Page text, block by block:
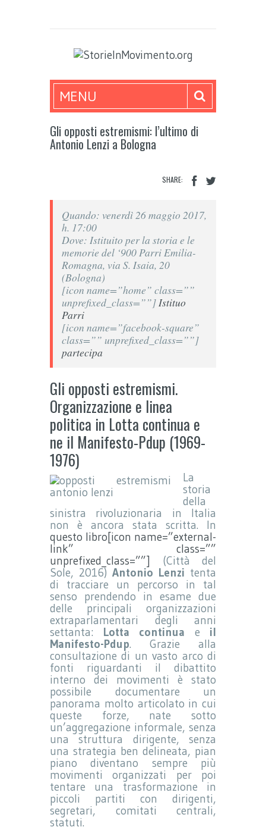
MENU
Gli opposti estremismi: l’ultimo di
Antonio Lenzi a Bologna
SHARE:
Quando: venerdì 26 maggio 2017,
h. 17:00
Dove: Istituito per la storia e le
memorie del ‘900 Parri Emilia-
Romagna, via S. Isaia, 20
(Bologna)
[icon name=”home” class=””
unprefixed_class=””] Istituo
Parri
[icon name=”facebook-square”
class=”” unprefixed_class=””]
partecipa
Gli opposti estremismi.
Organizzazione e linea
politica in Lotta continua e
ne il Manifesto-Pdup (1969-
1976)
La
storia
della
sinistra rivoluzionaria in Italia
non è ancora stata scritta. In
questo libro[icon name=”external-
link” class=””
unprefixed_class=””]
(Città del
Sole, 2016) Antonio Lenzi tenta
di tracciare un percorso in tal
senso prendendo in esame due
delle principali organizzazioni
extraparlamentari degli anni
settanta: Lotta continua e il
Manifesto-Pdup. Grazie alla
consultazione di un vasto arco di
fonti riguardanti il dibattito
interno dei movimenti è stato
possibile documentare un
panorama molto articolato in cui
queste forze, nate sotto
un’aggregazione informale, senza
una struttura dirigente, senza
una strategia ben delineata, pian
piano diventano sempre più
movimenti organizzati per poi
tentare una trasformazione in
piccoli partiti con dirigenti,
segretari, comitati centrali,
statuti.